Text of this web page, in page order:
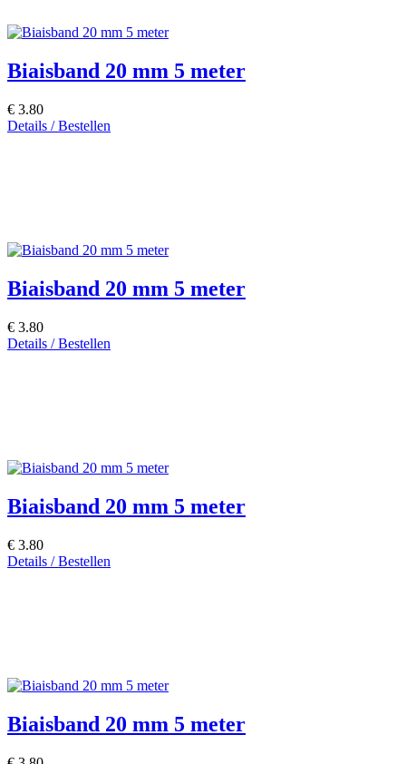
Biaisband 20 mm 5 meter
€ 3.80
Details / Bestellen
Biaisband 20 mm 5 meter
€ 3.80
Details / Bestellen
Biaisband 20 mm 5 meter
€ 3.80
Details / Bestellen
Biaisband 20 mm 5 meter